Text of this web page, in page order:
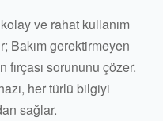
ve rahat kullanım
Bakım gerektirmeyen
sorununu çözer.
her türlü bilgiyi
sağlar.